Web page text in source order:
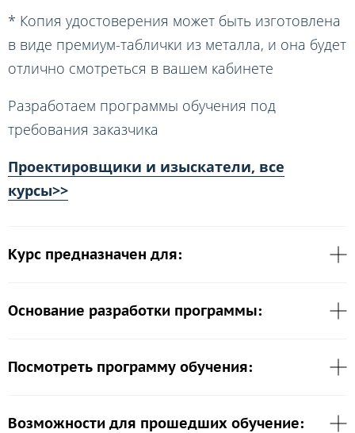
* Копия удостоверения может быть изготовлена
в виде премиум-таблички из металла, и она будет
отлично смотреться в вашем кабинете
Разработаем программы обучения под
требования заказчика
Проектировщики и изыскатели, все
курсы>>
Курс предназначен для:
Основание разработки программы:
Посмотреть программу обучения:
Возможности для прошедших обучение: